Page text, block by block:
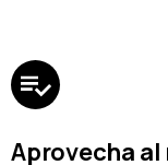
Aprovecha